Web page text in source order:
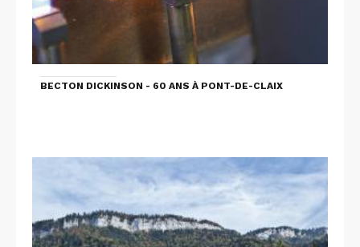
BECTON DICKINSON - 60 ANS À PONT-DE-CLAIX